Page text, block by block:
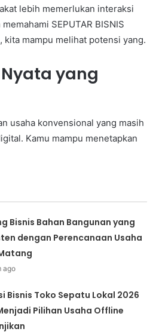
lebih memerlukan interaksi
SEPUTAR BISNIS
kita mampu melihat potensi yang.
yang
usaha konvensional yang masih
Kamu mampu menetapkan
Bisnis Bahan Bangunan yang
dengan Perencanaan Usaha
ago
Bisnis Toko Sepatu Lokal 2026
Pilihan Usaha Offline